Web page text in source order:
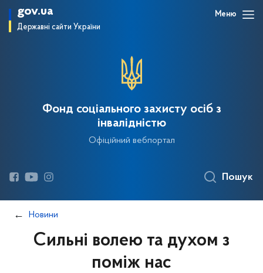
gov.ua
Державні сайти України
Меню
Фонд соціального захисту осіб з
інвалідністю
Офіційний вебпортал
Пошук
Новини
Сильні волею та духом з
поміж нас